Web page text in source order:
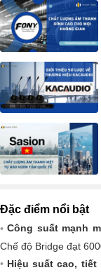
Đặc điểm nổi bật
Công suất mạnh
Chế độ Bridge đạt
Hiệu suất cao, tiết